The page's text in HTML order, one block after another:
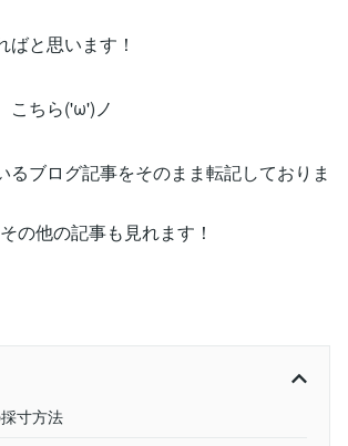
ばと思います！
こちら('ω')ノ
るブログ記事をそのまま転記しておりま
の他の記事も見れます！
寸方法